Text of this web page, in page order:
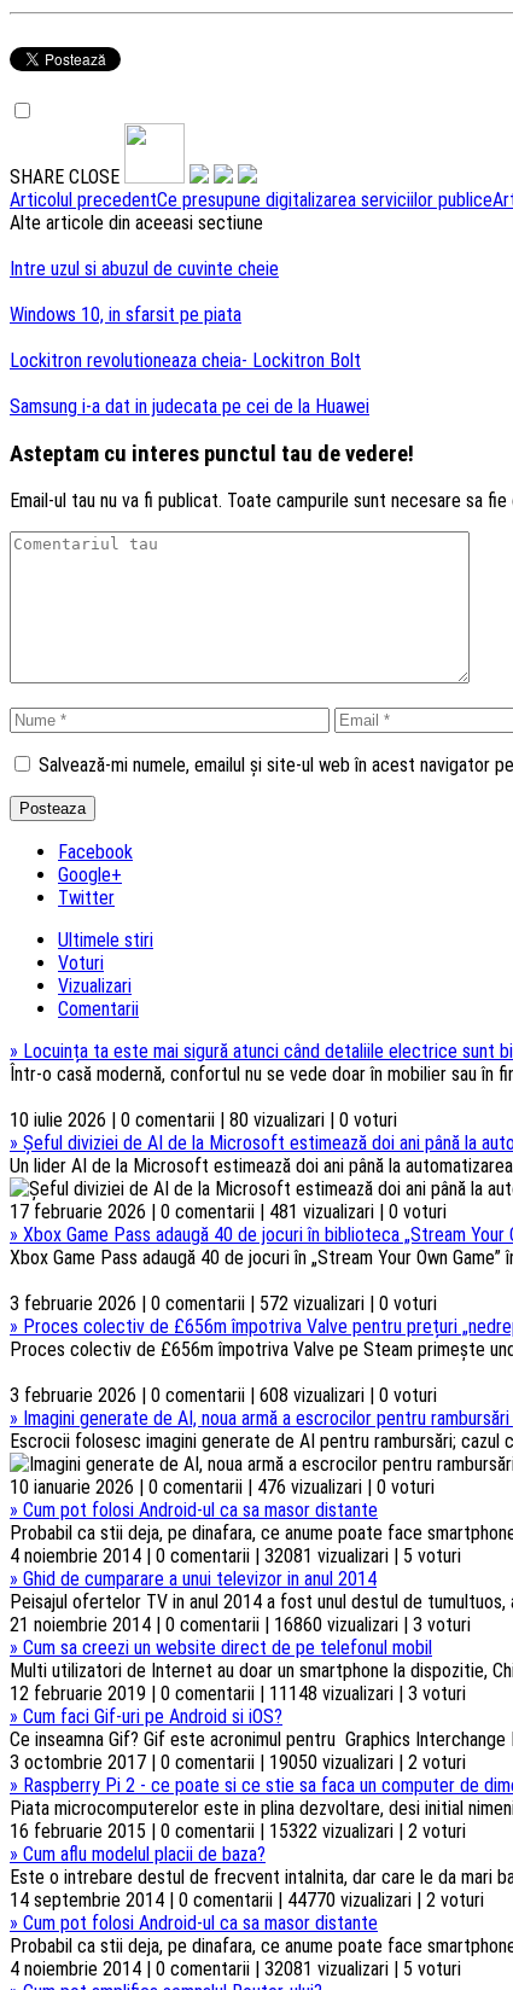
SHARE CLOSE
Navigare
articole
Articolul precedentCe presupune digitalizarea serviciilor publice
Alte articole din aceeasi sectiune
Intre uzul si abuzul de cuvinte cheie
Windows 10, in sfarsit pe piata
Lockitron revolutioneaza cheia- Lockitron Bolt
Samsung i-a dat in judecata pe cei de la Huawei
Asteptam cu interes punctul tau de vedere!
Email-ul tau nu va fi publicat. Toate campurile sunt necesare sa
Salvează-mi numele, emailul și site-ul web în acest navigator
Facebook
Google+
Twitter
Ultimele stiri
Voturi
Vizualizari
Comentarii
» Locuința ta este mai sigură atunci când detaliile electrice sunt
Într-o casă modernă, confortul nu se vede doar în mobilier sau în
10 iulie 2026 | 0 comentarii | 80 vizualizari | 0 voturi
» Șeful diviziei de AI de la Microsoft estimează doi ani până la
Un lider AI de la Microsoft estimează doi ani până la
17 februarie 2026 | 0 comentarii | 481 vizualizari | 0 voturi
» Xbox Game Pass adaugă 40 de jocuri în biblioteca „Stream Your
Xbox Game Pass adaugă 40 de jocuri în „Stream Your Own
3 februarie 2026 | 0 comentarii | 572 vizualizari | 0 voturi
» Proces colectiv de £656m împotriva Valve pentru prețuri
Proces colectiv de £656m împotriva Valve pe Steam primește
3 februarie 2026 | 0 comentarii | 608 vizualizari | 0 voturi
» Imagini generate de AI, noua armă a escrocilor pentru
Escrocii folosesc imagini generate de AI pentru rambursări;
10 ianuarie 2026 | 0 comentarii | 476 vizualizari | 0 voturi
» Cum pot folosi Android-ul ca sa masor distante
Probabil ca stii deja, pe dinafara, ce anume poate face
4 noiembrie 2014 | 0 comentarii | 32081 vizualizari | 5 voturi
» Ghid de cumparare a unui televizor in anul 2014
Peisajul ofertelor TV in anul 2014 a fost unul destul de tumultuos,
21 noiembrie 2014 | 0 comentarii | 16860 vizualizari | 3 voturi
» Cum sa creezi un website direct de pe telefonul mobil
Multi utilizatori de Internet au doar un smartphone la dispozitie,
12 februarie 2019 | 0 comentarii | 11148 vizualizari | 3 voturi
» Cum faci Gif-uri pe Android si iOS?
Ce inseamna Gif? Gif este acronimul pentru Graphics
3 octombrie 2017 | 0 comentarii | 19050 vizualizari | 2 voturi
» Raspberry Pi 2 - ce poate si ce stie sa faca un computer de
Piata microcomputerelor este in plina dezvoltare, desi initial
16 februarie 2015 | 0 comentarii | 15322 vizualizari | 2 voturi
» Cum aflu modelul placii de baza?
Este o intrebare destul de frecvent intalnita, dar care le da mari
14 septembrie 2014 | 0 comentarii | 44770 vizualizari | 2 voturi
» Cum pot folosi Android-ul ca sa masor distante
Probabil ca stii deja, pe dinafara, ce anume poate face
4 noiembrie 2014 | 0 comentarii | 32081 vizualizari | 5 voturi